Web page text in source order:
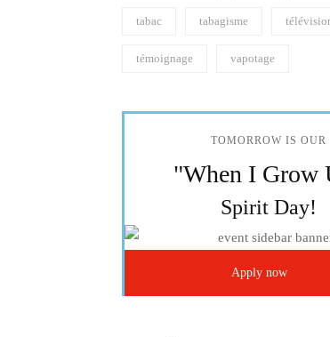
tabac tabagisme
témoignage vapotage
TOMORROW IS OUR
"When I Grow
Spirit Day!
Apply now